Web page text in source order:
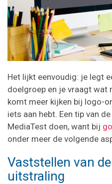
Het lijkt eenvoudig: je legt
doelgroep en je vraagt wat
komt meer kijken bij logo-
iets aan hebt. Een tip van
MediaTest doen, want bij
onder meer de volgende
Vaststellen van
uitstraling